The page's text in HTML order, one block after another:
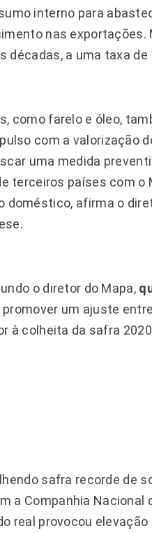
interno para
nas exportações.
a uma taxa de
como farelo e óleo,
com a valorização
uma medida
terceiros países com o
afirma o
o diretor do Mapa,
promover um ajuste
à colheita da safra
safra recorde de
a Companhia
real provocou